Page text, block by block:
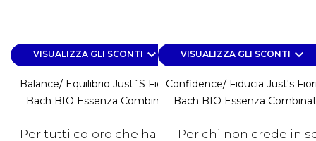
VISUALIZZA GLI SCONTI keyboard_arrow_down
Balance/ Equilibrio Just´s Fiori Di
Bach BIO Essenza Combinata
Per tutti coloro che hanno
VISUALIZZA GLI SCONTI keyboard_arrow_down
Confidence/ Fiducia Just's
Bach BIO Essenza
Per chi non crede in